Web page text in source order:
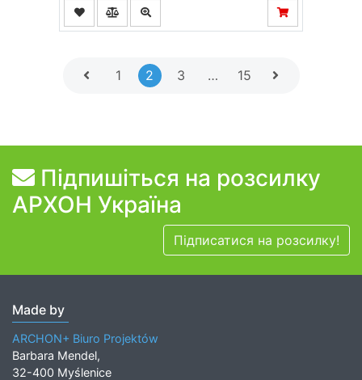
1 2 3 … 15
Підпишіться на розсилку
АРХОН Україна
Підписатися на розсилку!
Made by
ARCHON+ Biuro Projektów
Barbara Mendel,
32-400 Myślenice